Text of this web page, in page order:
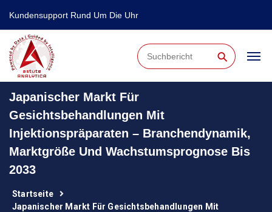
Kundensupport Rund Um Die Uhr
⚲
Japanischer Markt Für
Gesichtsbehandlungen Mit
Injektionspräparaten – Branchendynamik,
Marktgröße Und Wachstumsprognose Bis
2033
Startseite
Japanischer Markt Für Gesichtsbehandlungen Mit